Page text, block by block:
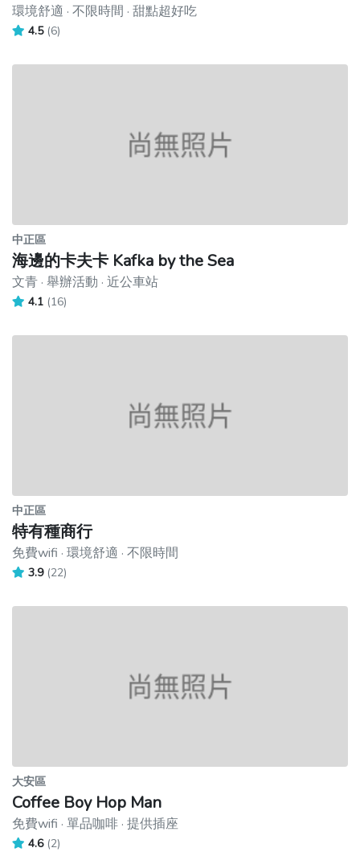
環境舒適 · 不限時間 · 甜點超好吃
4.5 (6)
中正區
海邊的卡夫卡 Kafka by the Sea
文青 · 舉辦活動 · 近公車站
4.1 (16)
中正區
特有種商行
免費wifi · 環境舒適 · 不限時間
3.9 (22)
大安區
Coffee Boy Hop Man
免費wifi · 單品咖啡 · 提供插座
4.6 (2)